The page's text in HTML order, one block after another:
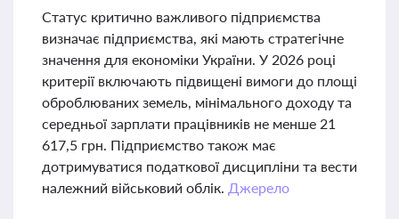
Статус критично важливого підприємства
визначає підприємства, які мають стратегічне
значення для економіки України. У 2026 році
критерії включають підвищені вимоги до площі
оброблюваних земель, мінімального доходу та
середньої зарплати працівників не менше 21
617,5 грн. Підприємство також має
дотримуватися податкової дисципліни та вести
належний військовий облік. Джерело